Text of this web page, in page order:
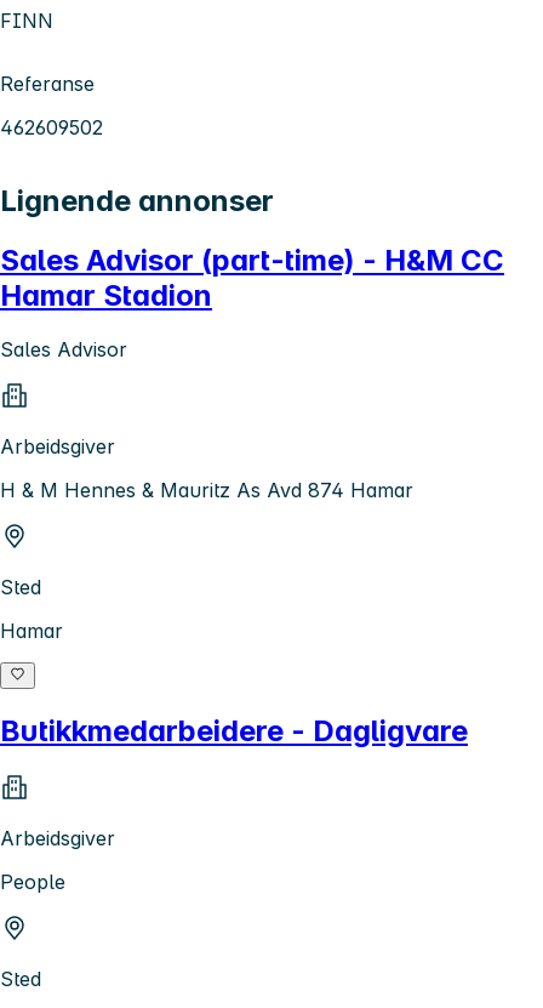
FINN
Referanse
462609502
Lignende annonser
Sales Advisor (part-time) - H&M CC
Hamar Stadion
Sales Advisor
Arbeidsgiver
H & M Hennes & Mauritz As Avd 874 Hamar
Sted
Hamar
Butikkmedarbeidere - Dagligvare
Arbeidsgiver
People
Sted